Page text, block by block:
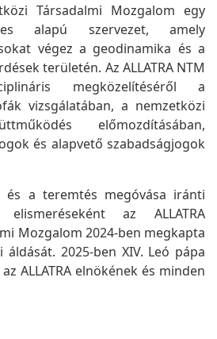
Társadalmi Mozgalom egy
alapú szervezet, amely
végez a geodinamika és a
területén. Az ALLATRA NTM
megközelítéséről a
vizsgálatában, a nemzetközi
előmozdításában,
és alapvető szabadságjogok
és a teremtés megóvása iránti
elismeréseként az ALLATRA
Mozgalom 2024-ben megkapta
2025-ben XIV. Leó pápa
ALLATRA elnökének és minden